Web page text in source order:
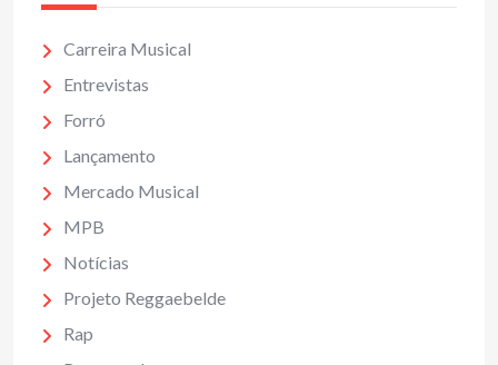
Carreira Musical
Entrevistas
Forró
Lançamento
Mercado Musical
MPB
Notícias
Projeto Reggaebelde
Rap